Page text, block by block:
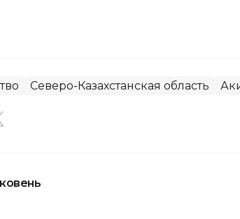
Северо-Казахстанская область